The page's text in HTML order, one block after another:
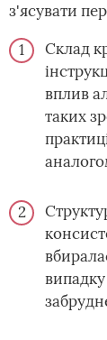
з'ясувати
Склад
вплив
таких